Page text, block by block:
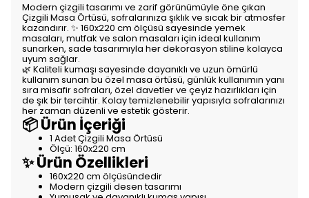
Modern çizgili tasarımı ve zarif görünümüyle öne çıkan
Çizgili Masa Örtüsü, sofralarınıza şıklık ve sıcak bir atmosfer
kazandırır. ✨ 160x220 cm ölçüsü sayesinde yemek
masaları, mutfak ve salon masaları için ideal kullanım
sunarken, sade tasarımıyla her dekorasyon stiline kolayca
uyum sağlar.
🌿 Kaliteli kumaşı sayesinde dayanıklı ve uzun ömürlü
kullanım sunan bu özel masa örtüsü, günlük kullanımın yanı
sıra misafir sofraları, özel davetler ve çeyiz hazırlıkları için
de şık bir tercihtir. Kolay temizlenebilir yapısıyla sofralarınızı
her zaman düzenli ve estetik gösterir.
📦 Ürün İçeriği
1 Adet Çizgili Masa Örtüsü
Ölçü: 160x220 cm
✨ Ürün Özellikleri
160x220 cm ölçüsündedir
Modern çizgili desen tasarımı